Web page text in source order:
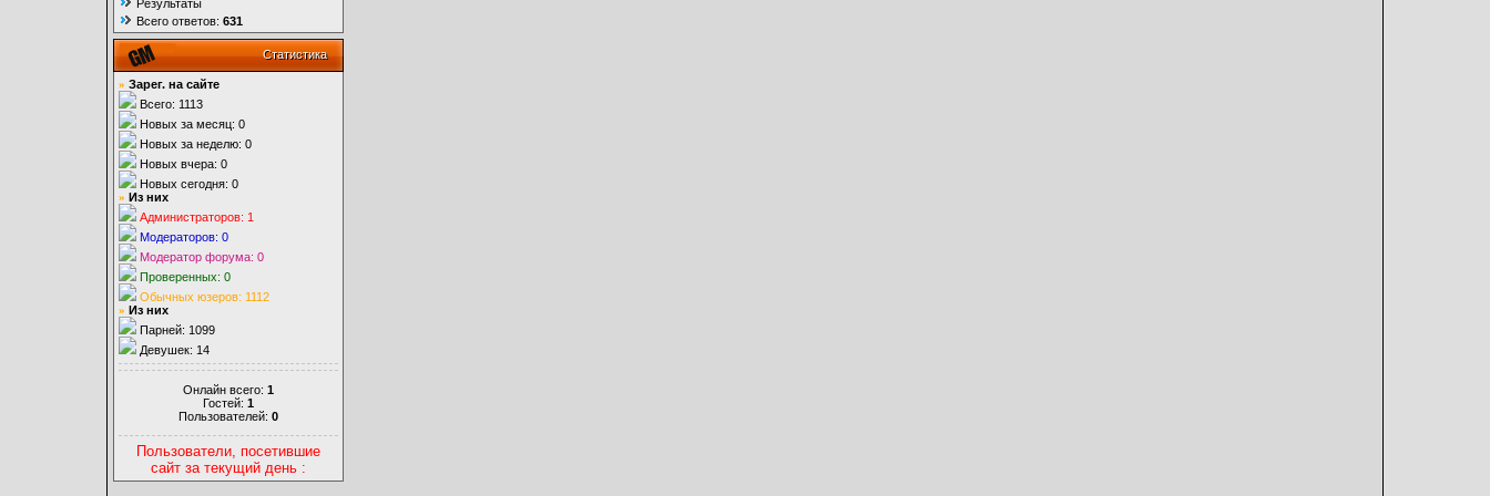
Результаты
Всего ответов: 631
Статистика
» Зарег. на сайте
Всего: 1113
Новых за месяц: 0
Новых за неделю: 0
Новых вчера: 0
Новых сегодня: 0
» Из них
Администраторов: 1
Модераторов: 0
Модератор форума: 0
Проверенных: 0
Обычных юзеров: 1112
» Из них
Парней: 1099
Девушек: 14
Онлайн всего: 1
Гостей: 1
Пользователей: 0
Пользователи, посетившие
сайт за текущий день :